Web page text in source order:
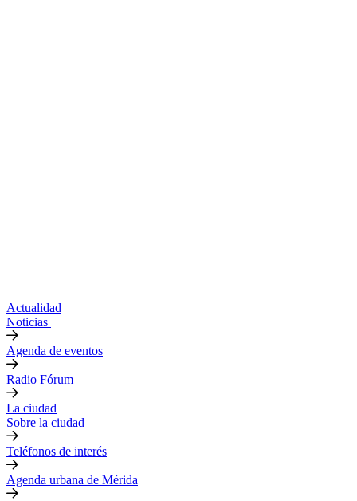
Actualidad
Noticias
Agenda de eventos
Radio Fórum
La ciudad
Sobre la ciudad
Teléfonos de interés
Agenda urbana de Mérida